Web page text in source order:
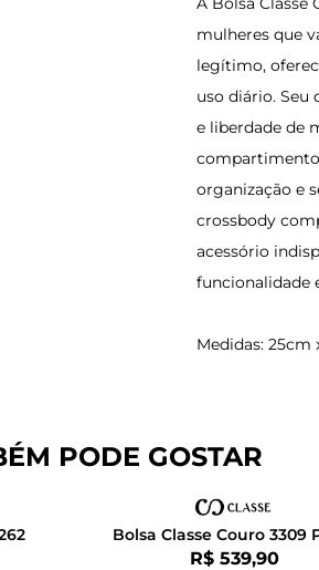
mulheres que
legítimo,
uso diário.
e liberdade de
organização e
crossbody
acessório
funcionalidade
Medidas: 25cm
PODE GOSTAR
Bolsa Classe Couro 3309
Por:
R$ 539,90